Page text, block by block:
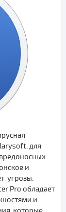
для
и
угрозы.
Pro обладает
и